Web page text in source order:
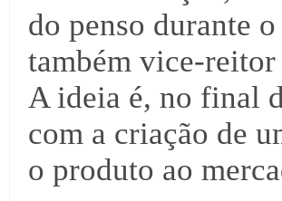
do penso durante
também vice-
A ideia é, no final
com a criação de
o produto ao